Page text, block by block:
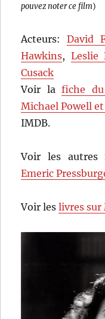
pouvez noter ce film)
Acteurs: David
Hawkins, Leslie
Cusack
Voir lafiche
Michael Powell
IMDB.
Voir les
Emeric
Voir leslivres sur